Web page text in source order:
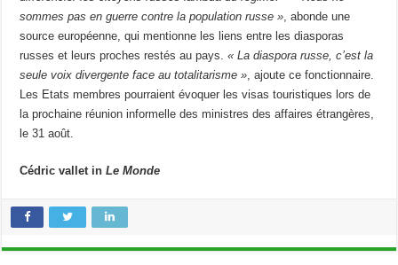
sommes pas en guerre contre la population russe », abonde une
source européenne, qui mentionne les liens entre les diasporas
russes et leurs proches restés au pays.« La diaspora russe, c’est la
seule voix divergente face au totalitarisme », ajoute ce fonctionnaire.
Les Etats membres pourraient évoquer les visas touristiques lors de
la prochaine réunion informelle des ministres des affaires étrangères,
le 31 août.
Cédric vallet inLe Monde